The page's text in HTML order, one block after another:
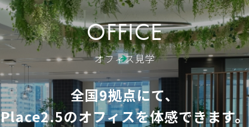
OFFICE
オフィス見学
全国9拠点にて、
Place2.5のオフィスを体感できます。